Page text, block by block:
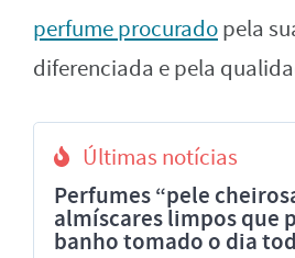
perfume procuradopela
diferenciada e pela
Últimas notícias
Perfumes “pele
almíscares limpos que
banho tomado o dia